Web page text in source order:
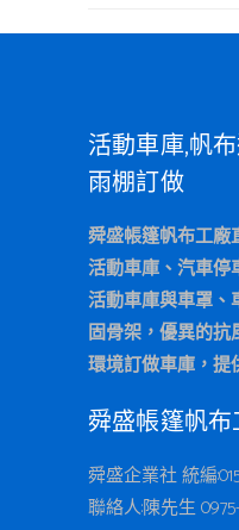
活動車庫,帆
雨棚訂做
舜盛帳篷帆布工廠
活動車庫、汽車停
活動車庫與車罩、
固骨架，優異的
環境訂做車庫，提
舜盛帳篷帆
舜盛企業社 統編
聯絡人:陳先生